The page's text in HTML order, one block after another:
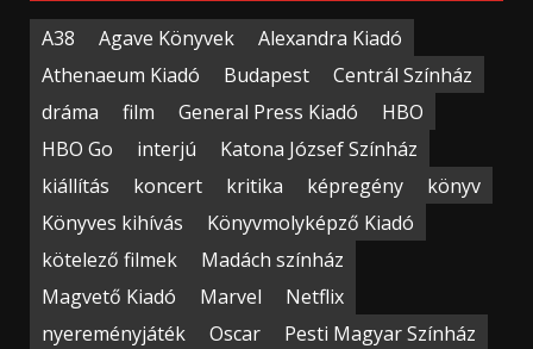
A38 Agave Könyvek
Alexandra Kiadó
Athenaeum Kiadó
Budapest
Centrál Színház
dráma
film General Press Kiadó
HBO
HBO Go
interjú
Katona József Színház
kiállítás
koncert kritika képregény
könyv
Könyves kihívás
Könyvmolyképző Kiadó
kötelező filmek
Madách színház
Magvető Kiadó
Marvel
Netflix
nyereményjáték
Oscar
Pesti Magyar Színház